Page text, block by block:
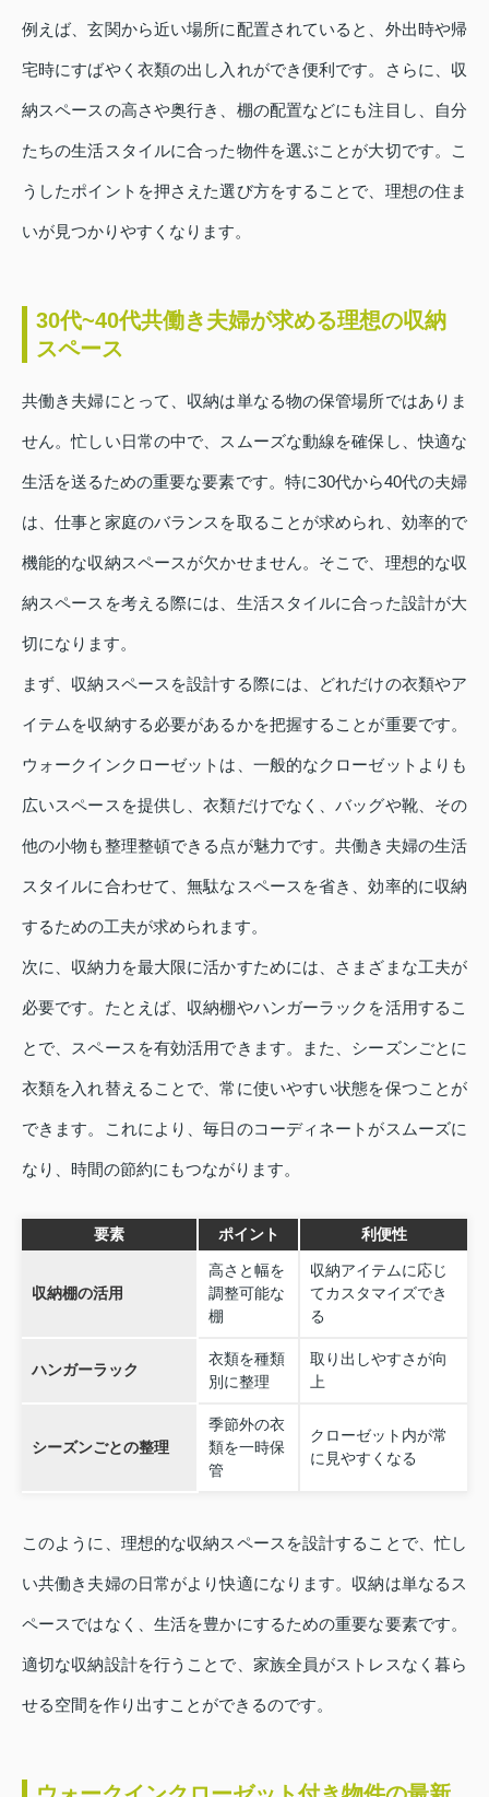
例えば、玄関から近い場所に配置されていると、外出時や帰
宅時にすばやく衣類の出し入れができ便利です。さらに、収
納スペースの高さや奥行き、棚の配置などにも注目し、自分
たちの生活スタイルに合った物件を選ぶことが大切です。こ
うしたポイントを押さえた選び方をすることで、理想の住ま
いが見つかりやすくなります。
30代~40代共働き夫婦が求める理想の収納
スペース
共働き夫婦にとって、収納は単なる物の保管場所ではありま
せん。忙しい日常の中で、スムーズな動線を確保し、快適な
生活を送るための重要な要素です。特に30代から40代の夫婦
は、仕事と家庭のバランスを取ることが求められ、効率的で
機能的な収納スペースが欠かせません。そこで、理想的な収
納スペースを考える際には、生活スタイルに合った設計が大
切になります。
まず、収納スペースを設計する際には、どれだけの衣類やア
イテムを収納する必要があるかを把握することが重要です。
ウォークインクローゼットは、一般的なクローゼットよりも
広いスペースを提供し、衣類だけでなく、バッグや靴、その
他の小物も整理整頓できる点が魅力です。共働き夫婦の生活
スタイルに合わせて、無駄なスペースを省き、効率的に収納
するための工夫が求められます。
次に、収納力を最大限に活かすためには、さまざまな工夫が
必要です。たとえば、収納棚やハンガーラックを活用するこ
とで、スペースを有効活用できます。また、シーズンごとに
衣類を入れ替えることで、常に使いやすい状態を保つことが
できます。これにより、毎日のコーディネートがスムーズに
なり、時間の節約にもつながります。
要素 ポイント 利便性
収納棚の活用
高さと幅を
調整可能な
棚
収納アイテムに応じ
てカスタマイズでき
る
ハンガーラック
衣類を種類
別に整理
取り出しやすさが向
上
シーズンごとの整理
季節外の衣
類を一時保
管
クローゼット内が常
に見やすくなる
このように、理想的な収納スペースを設計することで、忙し
い共働き夫婦の日常がより快適になります。収納は単なるス
ペースではなく、生活を豊かにするための重要な要素です。
適切な収納設計を行うことで、家族全員がストレスなく暮ら
せる空間を作り出すことができるのです。